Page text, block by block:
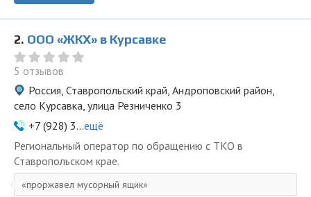
2. ООО «ЖКХ» в Курсавке
5 отзывов
Россия, Ставропольский край, Андроповский район,
село Курсавка, улица Резниченко 3
+7 (928) 3...ещё
Региональный оператор по обращению с ТКО в
Ставропольском крае.
проржавел мусорный ящик